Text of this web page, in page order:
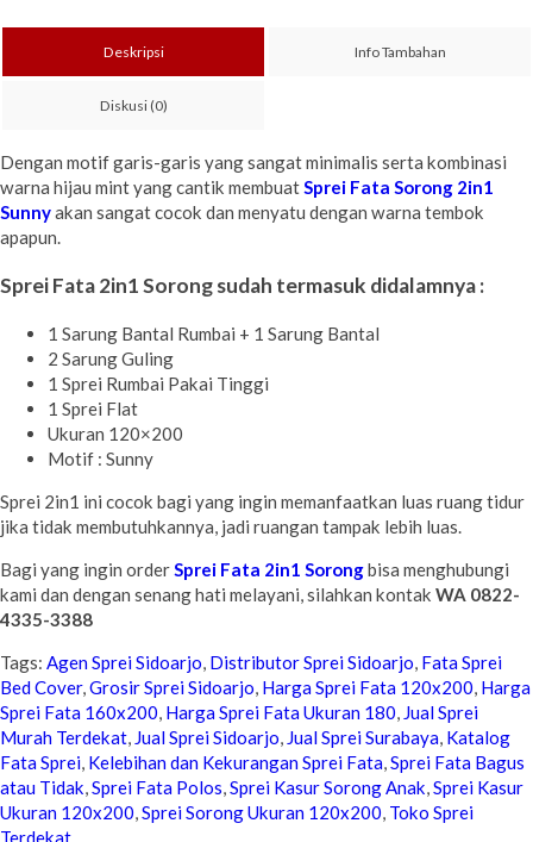
Deskripsi Info Tambahan
Diskusi (0)
Dengan motif garis-garis yang sangat minimalis serta kombinasi
warna hijau mint yang cantik membuat Sprei Fata Sorong 2in1
Sunnyakan sangat cocok dan menyatu dengan warna tembok
apapun.
Sprei Fata 2in1 Sorong sudah termasuk didalamnya :
1 Sarung Bantal Rumbai + 1 Sarung Bantal
2 Sarung Guling
1 Sprei Rumbai Pakai Tinggi
1 Sprei Flat
Ukuran 120×200
Motif : Sunny
Sprei 2in1 ini cocok bagi yang ingin memanfaatkan luas ruang tidur
jika tidak membutuhkannya, jadi ruangan tampak lebih luas.
Bagi yang ingin orderSprei Fata 2in1 Sorongbisa menghubungi
kami dan dengan senang hati melayani, silahkan kontak WA 0822-
4335-3388
Tags: Agen Sprei Sidoarjo, Distributor Sprei Sidoarjo, Fata Sprei
Bed Cover,Grosir Sprei Sidoarjo, Harga Sprei Fata 120x200, Harga
Sprei Fata 160x200, Harga Sprei Fata Ukuran 180, Jual Sprei
Murah Terdekat, Jual Sprei Sidoarjo, Jual Sprei Surabaya, Katalog
Fata Sprei, Kelebihan dan Kekurangan Sprei Fata,Sprei Fata Bagus
atau Tidak,Sprei Fata Polos,Sprei Kasur Sorong Anak,Sprei Kasur
Ukuran 120x200,Sprei Sorong Ukuran 120x200, Toko Sprei
Terdekat